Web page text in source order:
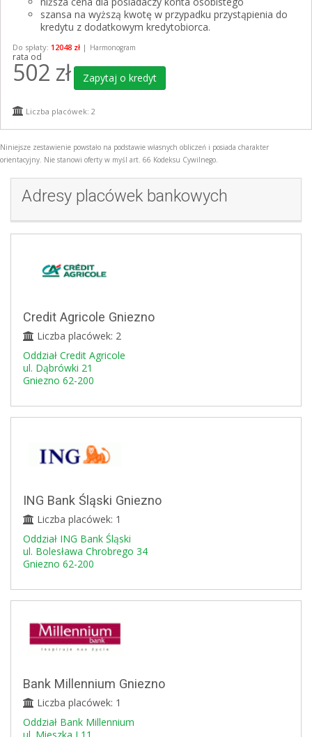
szansa na wyższą kwotę w przypadku przystąpienia do
kredytu z dodatkowym kredytobiorca.
Do spłaty: 12048 zł | Harmonogram
rata od
502 zł Zapytaj o kredyt
Liczba placówek: 2
Niniejsze zestawienie powstało na podstawie własnych obliczeń i posiada charakter
orientacyjny. Nie stanowi oferty w myśl art. 66 Kodeksu Cywilnego.
Adresy placówek bankowych
Credit Agricole Gniezno
Liczba placówek: 2
Oddział Credit Agricole
ul. Dąbrówki 21
Gniezno 62-200
ING Bank Śląski Gniezno
Liczba placówek: 1
Oddział ING Bank Śląski
ul. Bolesława Chrobrego 34
Gniezno 62-200
Bank Millennium Gniezno
Liczba placówek: 1
Oddział Bank Millennium